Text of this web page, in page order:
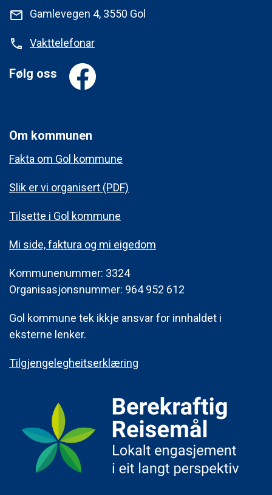
mail Gamlevegen 4, 3550 Gol
phone Vakttelefonar
Følg oss
Om kommunen
Fakta om Gol kommune
Slik er vi organisert (PDF)
Tilsette i Gol kommune
Mi side, faktura og mi eigedom
Kommunenummer: 3324
Organisasjonsnummer: 964 952 612
Gol kommune tek ikkje ansvar for innhaldet i
eksterne lenker.
Tilgjengelegheitserklæring